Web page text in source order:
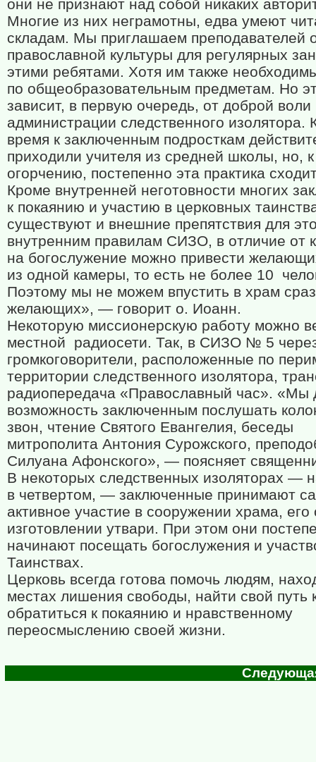
они не признают над собой никаких
Многие из них неграмотны, едва умеют
складам. Мы приглашаем преподавателей
православной культуры для регулярных
этими ребятами. Хотя им также
по общеобразовательным предметам. Но
зависит, в первую очередь, от доброй воли
администрации следственного изолятора.
время к заключенным подросткам
приходили учителя из средней школы, но,
огорчению, постепенно эта практика
Кроме внутренней неготовности многих
к покаянию и участию в церковных
существуют и внешние препятствия для
внутренним правилам СИЗО, в отличие от
на богослужение можно привести
из одной камеры, то есть не более 10
Поэтому мы не можем впустить в храм
желающих», — говорит о. Иоанн.
Некоторую миссионерскую работу можно
местной
радиосети. Так, в СИЗО № 5
громкоговорители, расположенные по
территории следственного изолятора,
радиопередача «Православный час». «Мы
возможность заключенным послушать
звон, чтение Святого Евангелия, беседы
митрополита Антония Сурожского,
Силуана Афонского», — поясняет
В некоторых следственных изоляторах —
в четвертом, — заключенные принимают
активное участие в сооружении храма, его
изготовлении утвари. При этом они
начинают посещать богослужения и
Таинствах.
Церковь всегда готова помочь людям,
местах лишения свободы, найти свой путь
обратиться к покаянию и нравственному
переосмыслению своей жизни.